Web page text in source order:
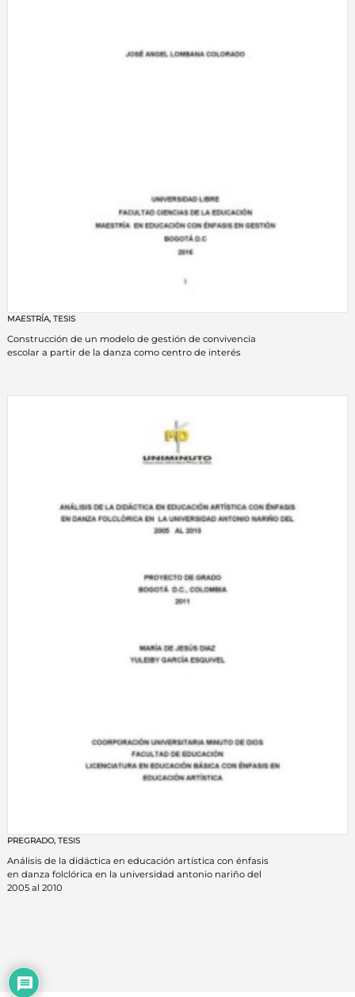
MAESTRÍA, TESIS
Construcción de un modelo de gestión de convivencia
escolar a partir de la danza como centro de interés
PREGRADO, TESIS
Análisis de la didáctica en educación artística con énfasis
en danza folclórica en la universidad antonio nariño del
2005 al 2010